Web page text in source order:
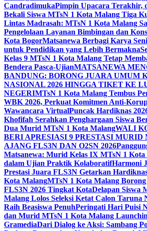
CandradimukaPimpin Upacara Terakhir,
Bekali Siswa MTsN 1 Kota Malang Tiga
Lintas Madrasah: MTsN 1 Kota Malang
Pengelolaan Layanan Bimbingan dan
Kota BogorMatsanewa Berbagi Karya
untuk Pendidikan yang Lebih Bermakna
Kelas 9 MTsN 1 Kota Malang Tetap
Bendera Pasca-UjianMATSANEWA
BANDUNG: BORONG JUARA UMUM
NASIONAL 2026 HINGGA TIKET KE
NEGERIMTsN 1 Kota Malang Tembus
WBK 2026, Perkuat Komitmen Anti-
Wawancara VirtualPuncak Hardiknas
Khofifah Serahkan Penghargaan Siswa
Dua Murid MTsN 1 Kota MalangWALI
BERI APRESIASI 9 PRESTASI MURID
AJANG FLS3N DAN O2SN 2026
Matsanewa: Murid Kelas IX MTsN 1
dalam Ujian Praktik KolaboratifHarmoni
Prestasi Juara FLS3N Getarkan
Kota MalangMTsN 1 Kota Malang
FLS3N 2026 Tingkat KotaDelapan Siswa
Malang Lolos Seleksi Ketat Calon Taruna
Raih Beasiswa PenuhPeringati Hari Puisi
dan Murid MTsN 1 Kota Malang
GramediaDari Dialog ke Aksi: Sambang